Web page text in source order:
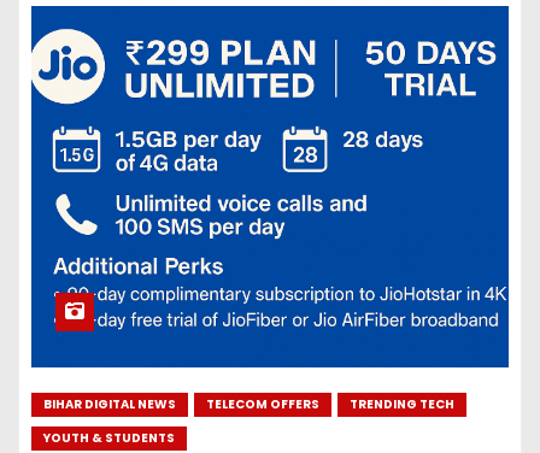
BIHAR DIGITAL NEWS TELECOM OFFERS
TRENDING TECH
YOUTH & STUDENTS